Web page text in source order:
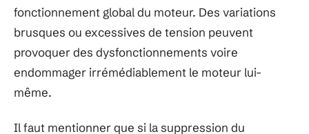
fonctionnement global du moteur. Des variations
brusques ou excessives de tension peuvent
provoquer des dysfonctionnements voire
endommager irrémédiablement le moteur lui-
même.
Il faut mentionner que si la suppression du